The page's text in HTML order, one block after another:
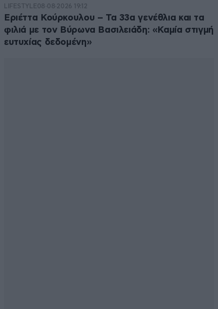
LIFESTYLE08·08·2026 19:12
Εριέττα Κούρκουλου – Τα 33α γενέθλια και τα
φιλιά με τον Βύρωνα Βασιλειάδη: «Καμία στιγμή
ευτυχίας δεδομένη»